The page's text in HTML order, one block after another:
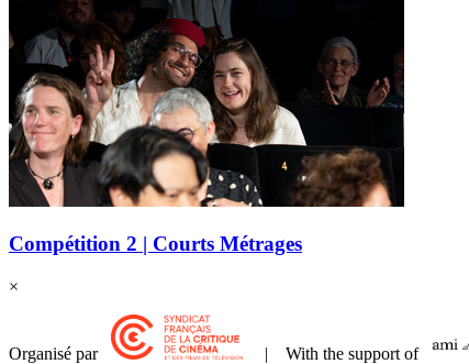
Compétition 2 | Courts Métrages
×
Organisé par | With the support of